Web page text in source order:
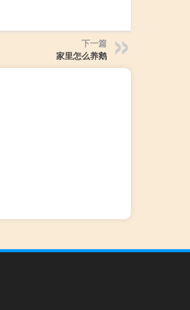
下一篇
家里怎么养鹅